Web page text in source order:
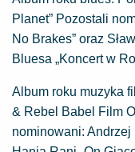
Planet” Pozostali
No Brakes” oraz
Bluesa „Koncert w
Album roku muzyka
& Rebel Babel Film
nominowani: Andrzej